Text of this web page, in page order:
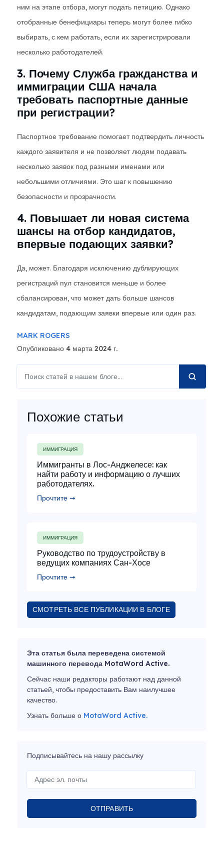
ним на этапе отбора, могут подать петицию. Однако
отобранные бенефициары теперь могут более гибко
выбирать, с кем работать, если их зарегистрировали
несколько работодателей.
3. Почему Служба гражданства и
иммиграции США начала
требовать паспортные данные
при регистрации?
Паспортное требование помогает подтвердить личность
каждого заявителя и не позволяет людям подавать
несколько заявок под разными именами или
небольшими отличиями. Это шаг к повышению
безопасности и прозрачности.
4. Повышает ли новая система
шансы на отбор кандидатов,
впервые подающих заявки?
Да, может. Благодаря исключению дублирующих
регистраций пул становится меньше и более
сбалансирован, что может дать больше шансов
кандидатам, подающим заявки впервые или один раз.
MARK ROGERS
Опубликовано 4 марта 2024 г.
Похожие статьи
ИММИГРАЦИЯ
Иммигранты в Лос-Анджелесе: как
найти работу и информацию о лучших
работодателях.
Прочтите ➞
ИММИГРАЦИЯ
Руководство по трудоустройству в
ведущих компаниях Сан-Хосе
Прочтите ➞
СМОТРЕТЬ ВСЕ ПУБЛИКАЦИИ В БЛОГЕ
Эта статья была переведена системой
машинного перевода MotaWord Active.
Сейчас наши редакторы работают над данной
статьей, чтобы предоставить Вам наилучшее
качество.
Узнать больше о MotaWord Active.
Подписывайтесь на нашу рассылку
ОТПРАВИТЬ